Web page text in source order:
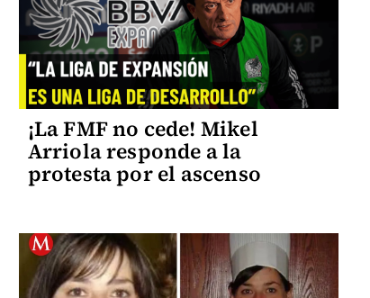
¡La FMF no cede! Mikel
Arriola responde a la
protesta por el ascenso